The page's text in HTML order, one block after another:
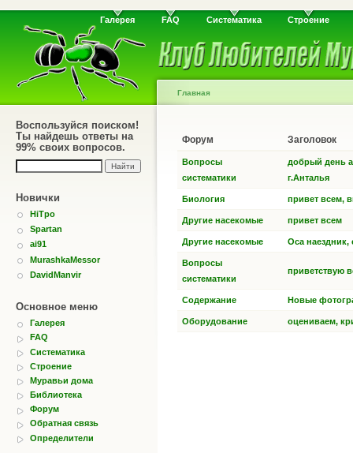
Галерея FAQ Систематика Строение
Воспользуйся поиском!
Ты найдешь ответы на
99% своих вопросов.
Новички
HiTpo
Spartan
ai91
MurashkaMessor
DavidManvir
Основное меню
Галерея
FAQ
Систематика
Строение
Муравьи дома
Библиотека
Форум
Обратная связь
Определители
Главная
Форум Заголовок
Вопросы
систематики
добрый день
г.Анталья
Биология привет всем,
Другие насекомые привет всем
Другие насекомые Оса наездник,
Вопросы
систематики
приветствую
Содержание Новые
Оборудование оцениваем,